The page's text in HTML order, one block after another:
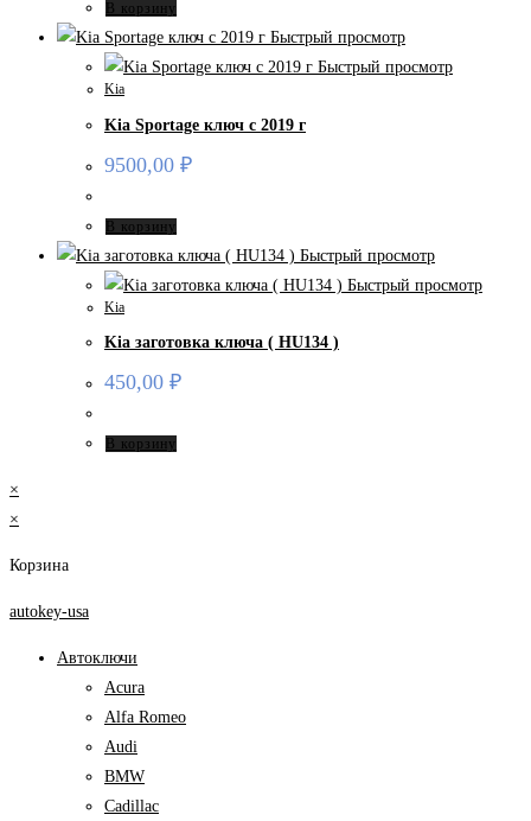
В корзину
Быстрый просмотр
Быстрый просмотр
Kia
Kia Sportage ключ с 2019 г
9500,00 ₽
В корзину
Быстрый просмотр
Быстрый просмотр
Kia
Kia заготовка ключа ( HU134 )
450,00 ₽
В корзину
×
×
Корзина
autokey-usa
Автоключи
Acura
Alfa Romeo
Audi
BMW
Cadillac